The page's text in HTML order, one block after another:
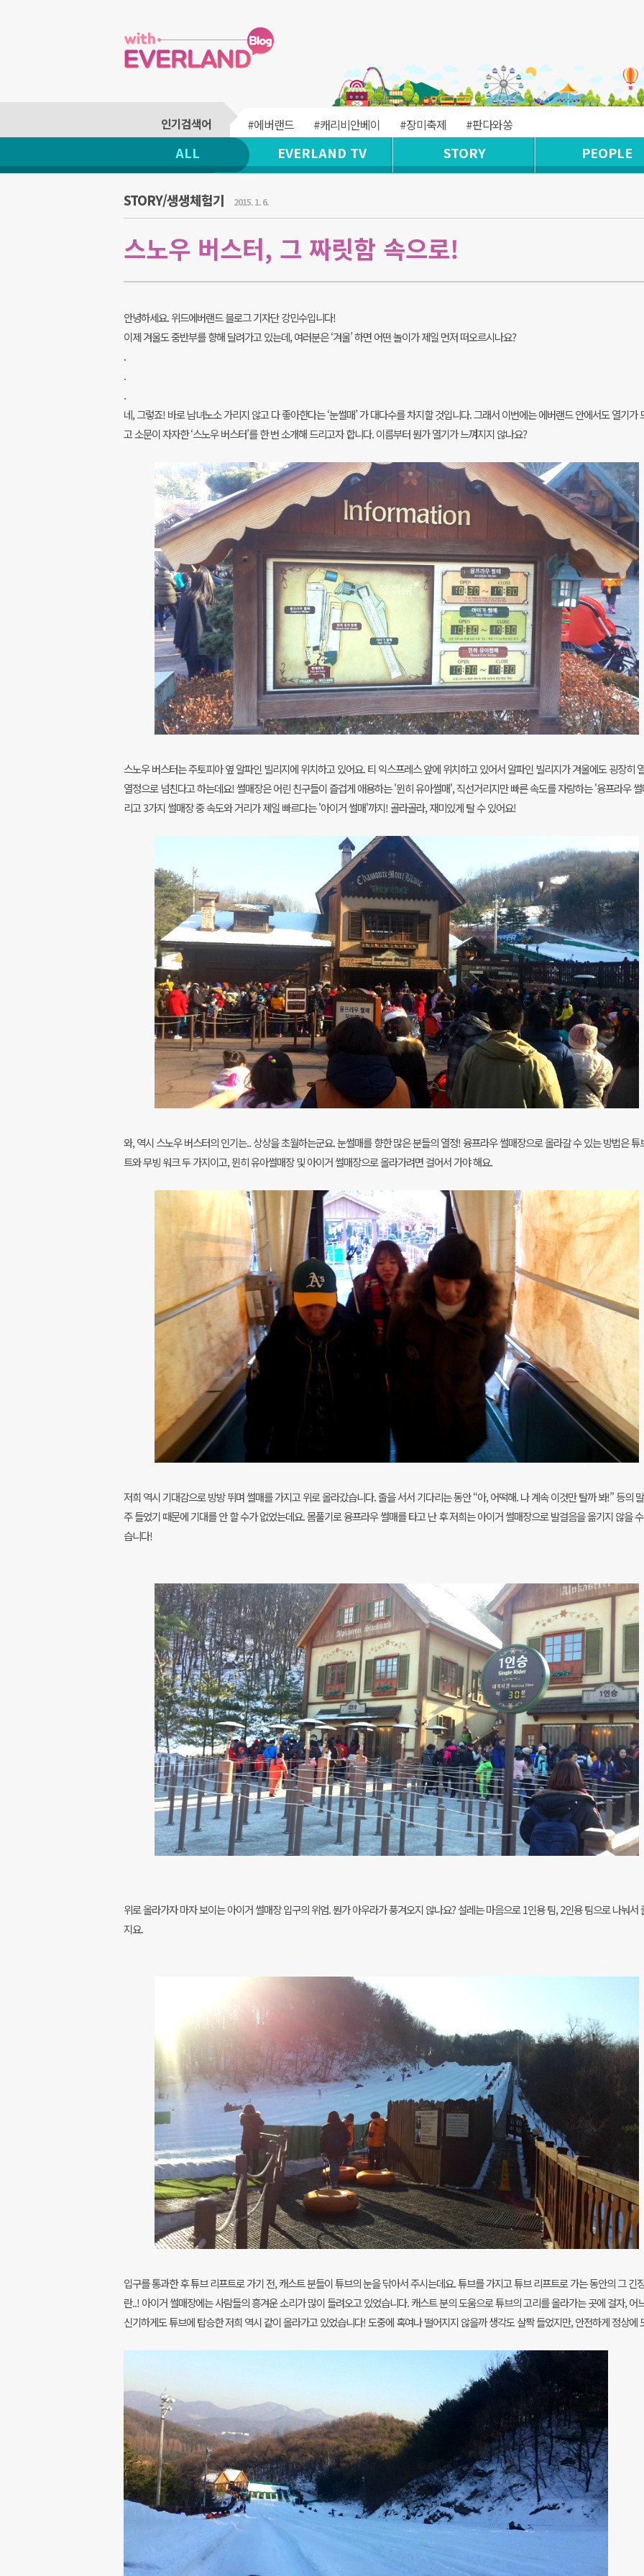
#에버랜드 #캐리비안베이 #장미축제 #판다와쏭
ALL EVERLAND TV STORY PEOPLE
STORY/생생체험기 2015. 1. 6.
스노우 버스터, 그 짜릿함 속으로!
안녕하세요. 위드에버랜드 블로그 기자단 강민수입니다!
이제 겨울도 중반부를 향해 달려가고 있는데, 여러분은 ‘겨울’ 하면 어떤 놀이가 제일 먼저 떠오르시나요?
.
.
.
네, 그렇죠! 바로 남녀노소 가리지 않고 다 좋아한다는 ‘눈썰매’ 가 대다수를 차지할 것입니다. 그래서 이번에는 에버랜드 안에서도 열기가
고 소문이 자자한 ‘스노우 버스터’를 한 번 소개해 드리고자 합니다. 이름부터 뭔가 열기가 느껴지지 않나요?
스노우 버스터는 주토피아 옆 알파인 빌리지에 위치하고 있어요. 티 익스프레스 앞에 위치하고 있어서 알파인 빌리지가 겨울에도 굉장히
열정으로 넘친다고 하는데요! 썰매장은 어린 친구들이 즐겁게 애용하는 '뮌히 유아썰매', 직선거리지만 빠른 속도를 자랑하는 '융프라우
리고 3가지 썰매장 중 속도와 거리가 제일 빠르다는 '아이거 썰매'까지! 골라골라, 재미있게 탈 수 있어요!
와, 역시 스노우 버스터의 인기는.. 상상을 초월하는군요. 눈썰매를 향한 많은 분들의 열정! 융프라우 썰매장으로 올라갈 수 있는 방법은 튜
트와 무빙 워크 두 가지이고, 뮌히 유아썰매장 및 아이거 썰매장으로 올라가려면 걸어서 가야 해요.
저희 역시 기대감으로 방방 뛰며 썰매를 가지고 위로 올라갔습니다. 줄을 서서 기다리는 동안 “아, 어떡해. 나 계속 이것만 탈까 봐!” 등의
주 들었기 때문에 기대를 안 할 수가 없었는데요. 몸풀기로 융프라우 썰매를 타고 난 후 저희는 아이거 썰매장으로 발걸음을 옮기지 않을
습니다!
위로 올라가자 마자 보이는 아이거 썰매장 입구의 위엄. 뭔가 아우라가 풍겨오지 않나요? 설레는 마음으로 1인용 팀, 2인용 팀으로 나눠서
지요.
입구를 통과한 후 튜브 리프트로 가기 전, 캐스트 분들이 튜브의 눈을 닦아서 주시는데요. 튜브를 가지고 튜브 리프트로 가는 동안의 그 긴
란..! 아이거 썰매장에는 사람들의 흥겨운 소리가 많이 들려오고 있었습니다. 캐스트 분의 도움으로 튜브의 고리를 올라가는 곳에 걸자, 어
신기하게도 튜브에 탑승한 저희 역시 같이 올라가고 있었습니다! 도중에 혹여나 떨어지지 않을까 생각도 살짝 들었지만, 안전하게 정상에